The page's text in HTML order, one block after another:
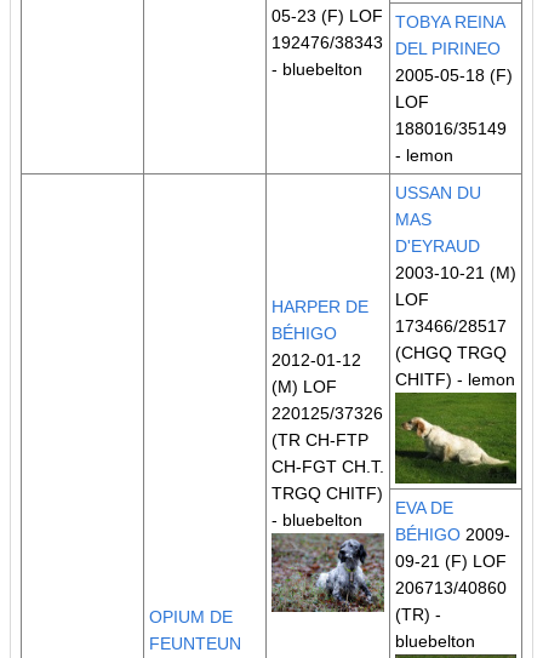
05-23 (F) LOF
192476/38343
- bluebelton
TOBYA REINA
DEL PIRINEO
2005-05-18 (F)
LOF
188016/35149
- lemon
OPIUM DE
FEUNTEUN
HARPER DE
BÉHIGO
2012-01-12
(M) LOF
220125/37326
(TR CH-FTP
CH-FGT CH.T.
TRGQ CHITF)
- bluebelton
USSAN DU
MAS
D'EYRAUD
2003-10-21 (M)
LOF
173466/28517
(CHGQ TRGQ
CHITF) - lemon
EVA DE
BÉHIGO 2009-
09-21 (F) LOF
206713/40860
(TR) -
bluebelton